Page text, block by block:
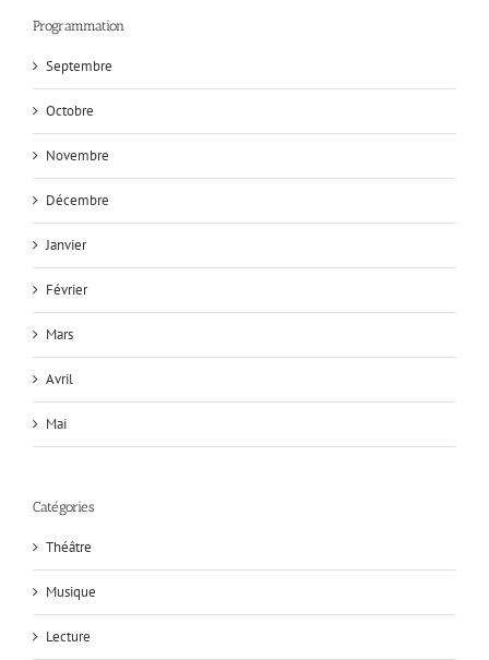
Programmation
Septembre
Octobre
Novembre
Décembre
Janvier
Février
Mars
Avril
Mai
Catégories
Théâtre
Musique
Lecture